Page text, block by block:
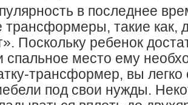
в последнее
такие как,
Поскольку ребенок
спальное место ему
трансформер, вы
под свои нужды.